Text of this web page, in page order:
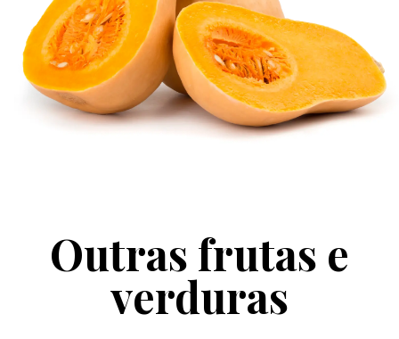
Outras frutas e
verduras